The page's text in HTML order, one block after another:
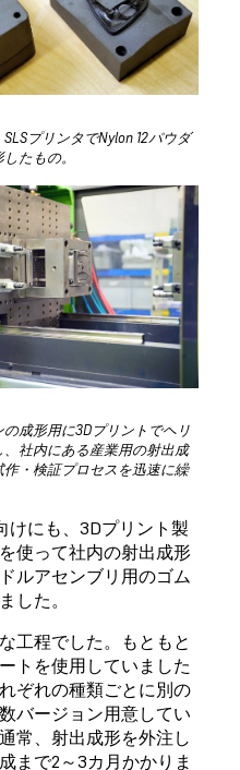
プリンタでNylon 12パウダ
たもの。
成形用に3Dプリントでヘリ
、社内にある産業用の射出成
作・検証プロセスを迅速に繰
けにも、3Dプリント製
使って社内の射出成形
ルアセンブリ用のゴム
した。
工程でした。もともと
トを使用していました
ぞれの種類ごとに別の
バージョン用意してい
常、射出成形を外注し
まで2～3カ月かかりま